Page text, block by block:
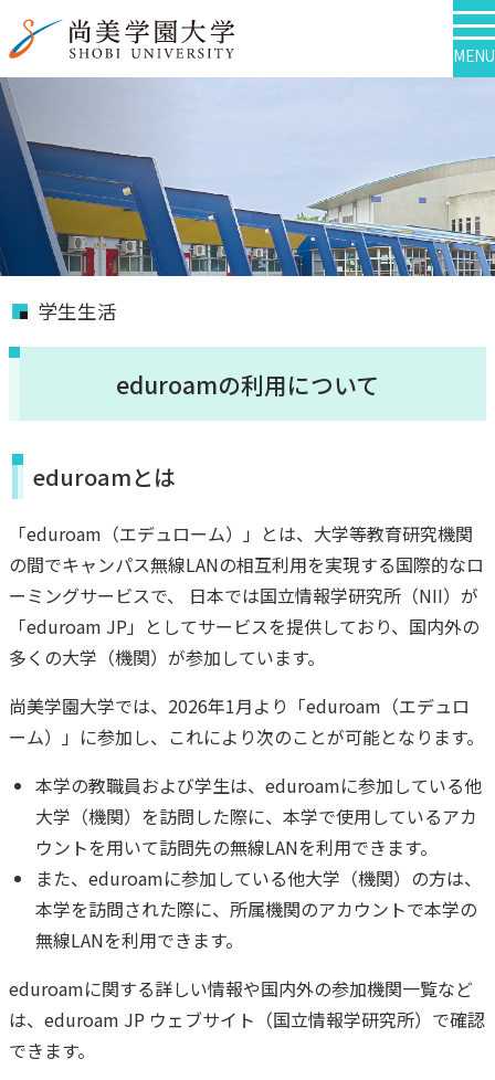
MENU
学生生活
eduroamの利用について
eduroamとは
「eduroam（エデュローム）」とは、大学等教育研究機関
の間でキャンパス無線LANの相互利用を実現する国際的なロ
ーミングサービスで、 日本では国立情報学研究所（NII）が
「eduroam JP」としてサービスを提供しており、国内外の
多くの大学（機関）が参加しています。
尚美学園大学では、2026年1月より「eduroam（エデュロ
ーム）」に参加し、これにより次のことが可能となります。
本学の教職員および学生は、eduroamに参加している他
大学（機関）を訪問した際に、本学で使用しているアカ
ウントを用いて訪問先の無線LANを利用できます。
また、eduroamに参加している他大学（機関）の方は、
本学を訪問された際に、所属機関のアカウントで本学の
無線LANを利用できます。
eduroamに関する詳しい情報や国内外の参加機関一覧など
は、eduroam JP ウェブサイト（国立情報学研究所）で確認
できます。